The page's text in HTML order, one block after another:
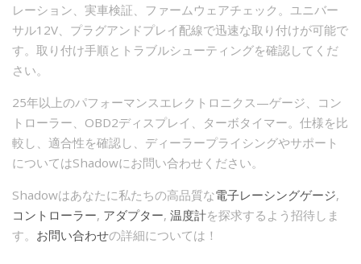
レーション、実車検証、ファームウェアチェック。ユニバー
サル12V、プラグアンドプレイ配線で迅速な取り付けが可能で
す。取り付け手順とトラブルシューティングを確認してくだ
さい。
25年以上のパフォーマンスエレクトロニクス—ゲージ、コン
トローラー、OBD2ディスプレイ、ターボタイマー。仕様を比
較し、適合性を確認し、ディーラープライシングやサポート
についてはShadowにお問い合わせください。
Shadowはあなたに私たちの高品質な電子レーシングゲージ,
コントローラー, アダプター, 温度計を探求するよう招待しま
す。 お問い合わせの詳細については！